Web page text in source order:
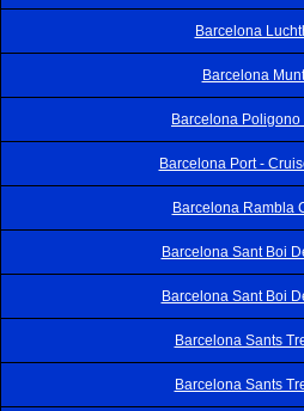
Barcelona
Barcelona
Barcelona Poligono
Barcelona Port -
Barcelona Rambla
Barcelona Sant Boi
Barcelona Sant Boi
Barcelona Sants
Barcelona Sants